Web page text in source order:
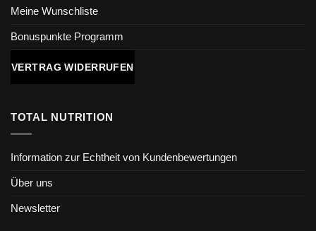
Meine Wunschliste
Bonuspunkte Programm
VERTRAG WIDERRUFEN
TOTAL NUTRITION
Information zur Echtheit von Kundenbewertungen
Über uns
Newsletter